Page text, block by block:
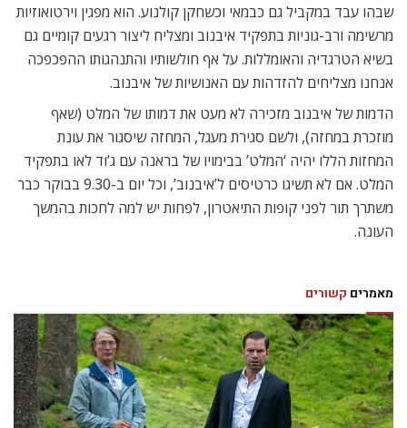
שבהו עבד במקביל גם כבמאי וכשחקן קולנוע. הוא מפגין וירטואוזיות
מרשימה ורב-גוניות בתפקיד איבנוב ומצליח ליצור רגעים קומיים גם
בשיא הטרגדיה והאומללות. על אף חולשותיו והתנהגותו ההפכפכה
אנחנו מצליחים להזדהות עם האנושיות של איבנוב.
הדמות של איבנוב מזכירה לא מעט את דמותו של המלט (שאף
מוזכרת במחזה), ולשם סגירת מעגל, המחזה שיסגור את עונת
המחזות הללו יהיה ‘המלט’ בבימויו של בראנה עם ג’וד לאו בתפקיד
המלט. אם לא תשיגו כרטיסים ל’איבנוב’, וכל יום ב-9.30 בבוקר כבר
משתרך תור לפני קופות התיאטרון, לפחות יש למה לחכות בהמשך
העונה.
מאמרים קשורים